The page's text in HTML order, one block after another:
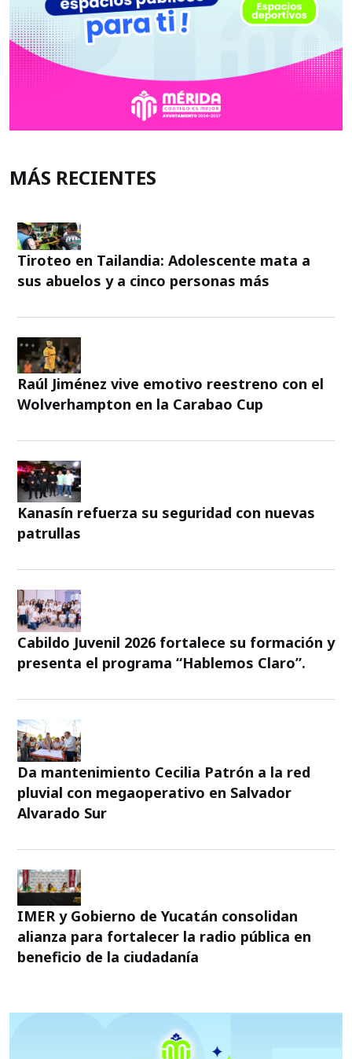
MÁS RECIENTES
Tiroteo en Tailandia: Adolescente mata a
sus abuelos y a cinco personas más
Raúl Jiménez vive emotivo reestreno con el
Wolverhampton en la Carabao Cup
Kanasín refuerza su seguridad con nuevas
patrullas
Cabildo Juvenil 2026 fortalece su formación y
presenta el programa “Hablemos Claro”.
Da mantenimiento Cecilia Patrón a la red
pluvial con megaoperativo en Salvador
Alvarado Sur
IMER y Gobierno de Yucatán consolidan
alianza para fortalecer la radio pública en
beneficio de la ciudadanía